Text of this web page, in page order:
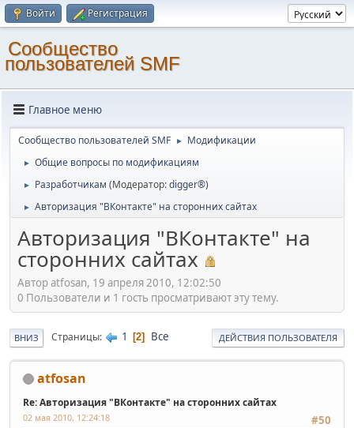
Войти Регистрация
Cообщество
пользователей SMF
Главное меню
Cообщество пользователей SMF ► Модификации
► Общие вопросы по модификациям
► Разработчикам (Модератор:digger®)
► Авторизация "ВКонтакте" на сторонних сайтах
Авторизация "ВКонтакте" на
сторонних сайтах
Автор atfosan, 19 апреля 2010, 12:02:50
0 Пользователи и 1 гость просматривают эту тему.
ВНИЗ Страницы 1 2 Все ДЕЙСТВИЯ ПОЛЬЗОВАТЕЛЯ
atfosan
Re: Авторизация "ВКонтакте" на сторонних сайтах
#50
02 мая 2010, 12:24:18